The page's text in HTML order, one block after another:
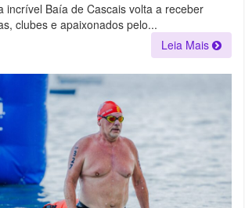
incrível Baía de Cascais volta a receber
clubes e apaixonados pelo...
Leia Mais